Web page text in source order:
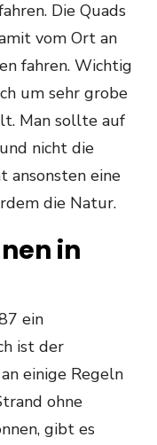
Die Quads
vom Ort an
fahren. Wichtig
um sehr grobe
Man sollte auf
nicht die
ansonsten eine
die Natur.
in
ein
ist der
einige Regeln
ohne
gibt es